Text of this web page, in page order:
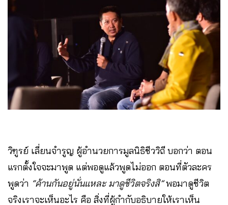
วิฑูรย์ เลี่ยนจำรูญ ผู้อำนวยการมูลนิธิชีววิถี บอกว่า ตอน
แรกตั้งใจจะมาพูด แต่พอดูแล้วพูดไม่ออก ตอนที่ตัวละคร
พูดว่า “ค้านกันอยู่นั่นแหละ มาดูชีวิตจริงสิ”พอมาดูชีวิต
จริงเราจะเห็นอะไร คือ สิ่งที่ผู้กำกับอธิบายให้เราเห็น